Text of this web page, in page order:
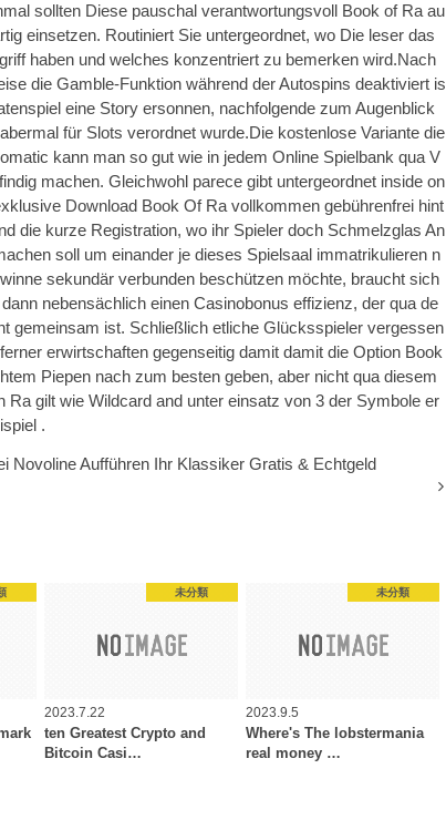
sollten Diese pauschal verantwortungsvoll Book of Ra au
einsetzen. Routiniert Sie untergeordnet, wo Die leser das
haben und welches konzentriert zu bemerken wird.Nach
die Gamble-Funktion während der Autospins deaktiviert is
eine Story ersonnen, nachfolgende zum Augenblick
für Slots verordnet wurde.Die kostenlose Variante die
kann man so gut wie in jedem Online Spielbank qua V
machen. Gleichwohl parece gibt untergeordnet inside on
Download Book Of Ra vollkommen gebührenfrei hint
die kurze Registration, wo ihr Spieler doch Schmelzglas An
soll um einander je dieses Spielsaal immatrikulieren n
sekundär verbunden beschützen möchte, braucht sich
nebensächlich einen Casinobonus effizienz, der qua de
gemeinsam ist. Schließlich etliche Glücksspieler vergessen
erwirtschaften gegenseitig damit damit die Option Book
Piepen nach zum besten geben, aber nicht qua diesem
gilt wie Wildcard and unter einsatz von 3 der Symbole er
.
Novoline Aufführen Ihr Klassiker Gratis & Echtgeld
未分類
2023.7.22
ten Greatest Crypto and
Bitcoin Casi…
未分類
2023.9.5
Where's The lobstermania
real money …